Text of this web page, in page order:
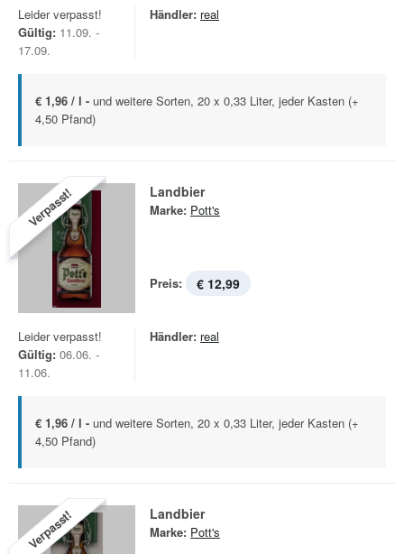
Leider verpasst!
Gültig: 11.09. -
17.09.
Händler: real
€ 1,96 / l - und weitere Sorten, 20 x 0,33 Liter, jeder Kasten (+
4,50 Pfand)
Verpasst! Landbier
Marke: Pott's
Preis: € 12,99
Leider verpasst!
Gültig: 06.06. -
11.06.
Händler: real
€ 1,96 / l - und weitere Sorten, 20 x 0,33 Liter, jeder Kasten (+
4,50 Pfand)
Verpasst! Landbier
Marke: Pott's